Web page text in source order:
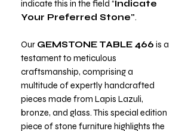
indicate this in the field “Indicate
Your Preferred Stone".
Our GEMSTONE TABLE 466 is a
testament to meticulous
craftsmanship, comprising a
multitude of expertly handcrafted
pieces made from Lapis Lazuli,
bronze, and glass. This special edition
piece of stone furniture highlights the